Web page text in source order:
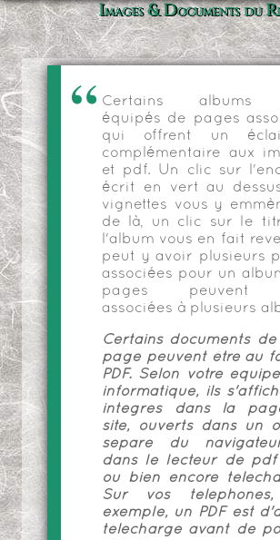
Images & Documents du
Certains albums
équipés de pages
qui offrent un
complémentaire aux
et pdf. Un clic sur
écrit en vert au
vignettes vous y
de là, un clic sur le
l'album vous en fait
peut y avoir plusieurs
associées pour un
pages peuvent
associées à plusieurs
Certains documents de
page peuvent être au
PDF. Selon votre
informatique, ils
intégrés dans la
site, ouverts dans un
séparé du
dans le lecteur de pdf
ou bien encore
Sur vos
exemple, un PDF est
téléchargé avant de